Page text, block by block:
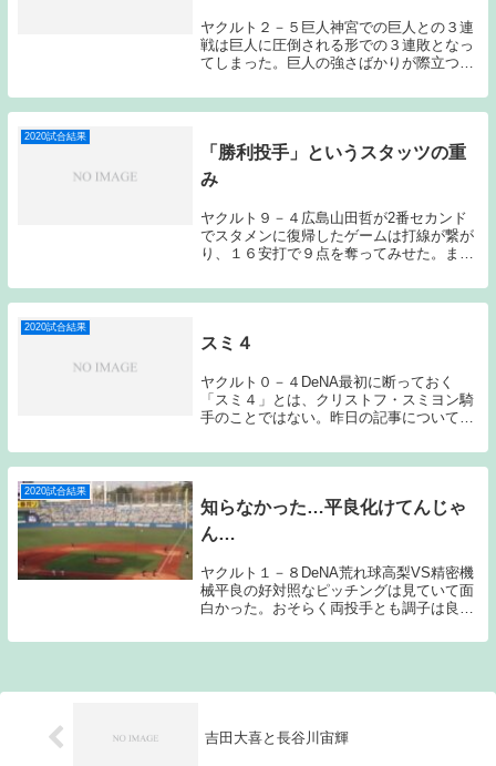
ヤクルト２－５巨人神宮での巨人との３連
戦は巨人に圧倒される形での３連敗となっ
てしまった。巨人の強さばかりが際立つ３
る。現有戦力の中で残りの試合をどう戦っ
ていくのか？頭を整理しなければならな
2020試合結果
「勝利投手」というスタッツの重
み
ヤクルト９－４広島山田哲が2番セカンド
でスタメンに復帰したゲームは打線が繋が
り、１６安打で９点を奪ってみせた。まだ
だが、やはり山田哲がいるといないとでは
相手に与えるプレッシャーが違ってくると
2020試合結果
スミ４
ヤクルト０－４DeNA最初に断っておく
「スミ４」とは、クリストフ・スミヨン騎
手のことではない。昨日の記事についてお
たが、見事にすべってしまった。山中にと
って、ヤクルトにとって初回の倉本に浴び
2020試合結果
知らなかった…平良化けてんじゃ
ん…
ヤクルト１－８DeNA荒れ球高梨VS精密機
械平良の好対照なピッチングは見ていて面
白かった。おそらく両投手とも調子は良か
り分かれる形となった。他球団の試合をあ
吉田大喜と長谷川宙輝